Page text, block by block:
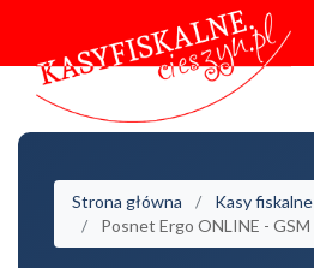
Strona główna Kasy fiskalne
Posnet Ergo ONLINE - GSM